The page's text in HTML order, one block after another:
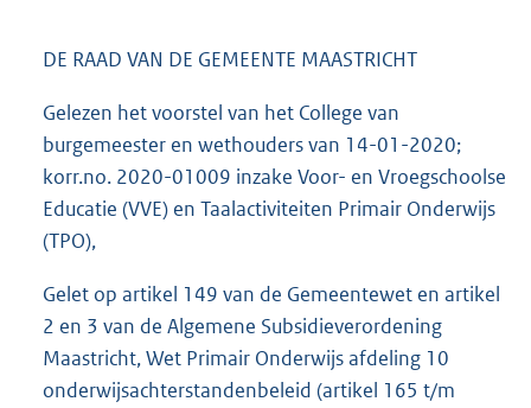
DE RAAD VAN DE GEMEENTE MAASTRICHT
Gelezen het voorstel van het College van
burgemeester en wethouders van 14-01-2020;
korr.no. 2020-01009 inzake Voor- en Vroegschoolse
Educatie (VVE) en Taalactiviteiten Primair Onderwijs
(TPO),
Gelet op artikel 149 van de Gemeentewet en artikel
2 en 3 van de Algemene Subsidieverordening
Maastricht, Wet Primair Onderwijs afdeling 10
onderwijsachterstandenbeleid (artikel 165 t/m